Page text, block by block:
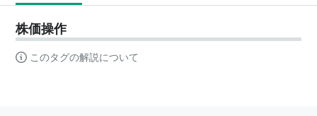
株価操作
このタグの解説について